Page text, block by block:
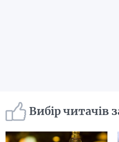
Вибір читачів